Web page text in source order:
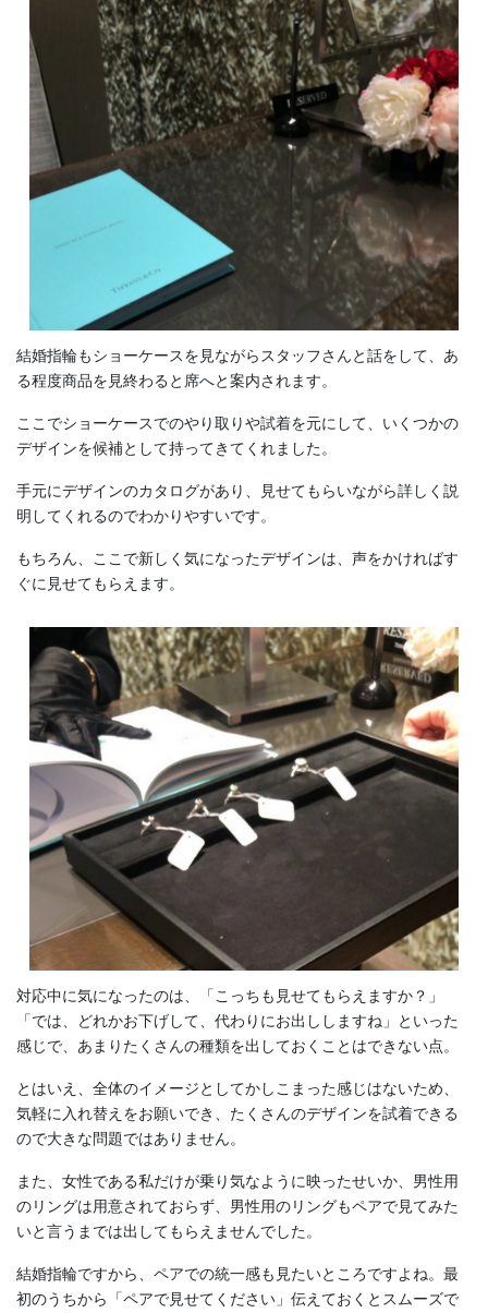
結婚指輪もショーケースを見ながらスタッフさんと話をして、あ
る程度商品を見終わると席へと案内されます。
ここでショーケースでのやり取りや試着を元にして、いくつかの
デザインを候補として持ってきてくれました。
手元にデザインのカタログがあり、見せてもらいながら詳しく説
明してくれるのでわかりやすいです。
もちろん、ここで新しく気になったデザインは、声をかければす
ぐに見せてもらえます。
対応中に気になったのは、「こっちも見せてもらえますか？」
「では、どれかお下げして、代わりにお出ししますね」といった
感じで、あまりたくさんの種類を出しておくことはできない点。
とはいえ、全体のイメージとしてかしこまった感じはないため、
気軽に入れ替えをお願いでき、たくさんのデザインを試着できる
ので大きな問題ではありません。
また、女性である私だけが乗り気なように映ったせいか、男性用
のリングは用意されておらず、男性用のリングもペアで見てみた
いと言うまでは出してもらえませんでした。
結婚指輪ですから、ペアでの統一感も見たいところですよね。最
初のうちから「ペアで見せてください」伝えておくとスムーズで